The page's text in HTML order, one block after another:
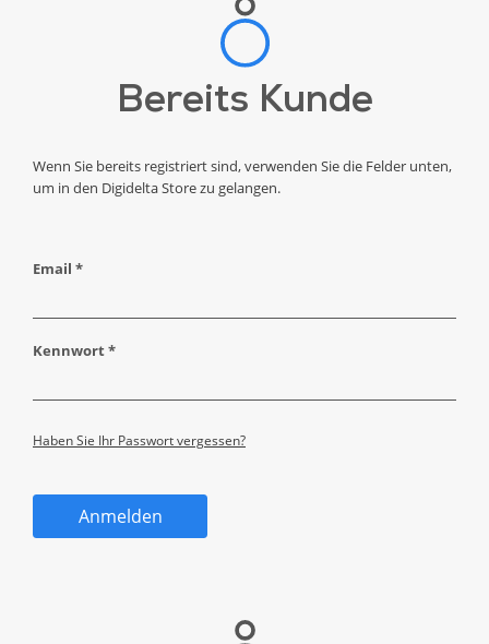
Bereits Kunde
Wenn Sie bereits registriert sind, verwenden Sie die Felder unten,
um in den Digidelta Store zu gelangen.
Email *
Kennwort *
Haben Sie Ihr Passwort vergessen?
Anmelden